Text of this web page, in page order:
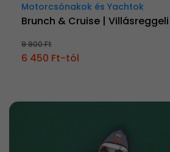
Motorcsónakok és Yachtok
Brunch & Cruise | Villásreggeli
9 900 Ft
6 450 Ft-tól